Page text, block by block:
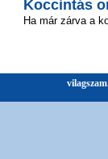
Koccintás
Ha már zárva a